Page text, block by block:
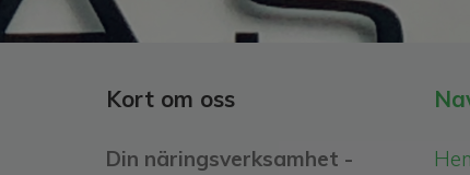
Kort om oss
Din näringsverksamhet -